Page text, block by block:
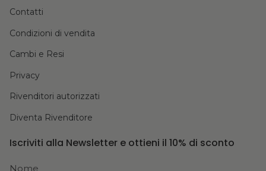
Contatti
Condizioni di vendita
Cambi e Resi
Privacy
Rivenditori autorizzati
Diventa Rivenditore
Iscriviti alla Newsletter e ottieni il 10% di sconto